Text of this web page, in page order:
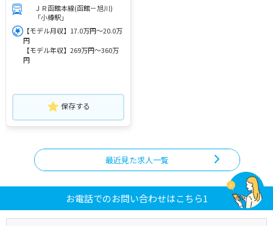
ＪＲ函館本線(函館－旭川)
「小樽駅」
【モデル月収】17.0万円～20.0万
円
【モデル年収】269万円～360万
円
保存する
最近見た求人一覧
お電話でのお問い合わせはこちら1